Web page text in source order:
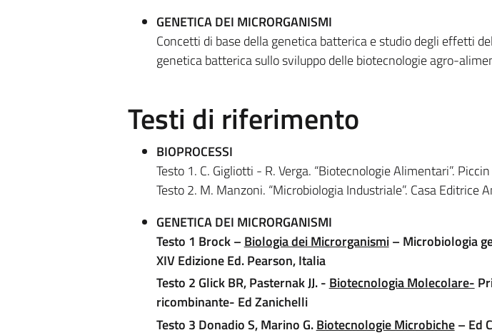
GENETICA DEI MICRORGANISMI
Concetti di base della genetica batterica e studio degli effetti
genetica batterica sullo sviluppo delle biotecnologie agro-
Testi di riferimento
BIOPROCESSI
Testo 1. C. Gigliotti - R. Verga. “Biotecnologie Alimentari”.
Testo 2. M. Manzoni. “Microbiologia Industriale”. Casa Editrice
GENETICA DEI MICRORGANISMI
Testo 1 Brock – Biologia dei Microrganismi– Microbiologia
XIV Edizione Ed. Pearson, Italia
Testo 2 Glick BR, Pasternak JJ. - Biotecnologia Molecolare-
ricombinante- Ed Zanichelli
Testo 3 Donadio S, Marino G.Biotecnologie Microbiche– Ed